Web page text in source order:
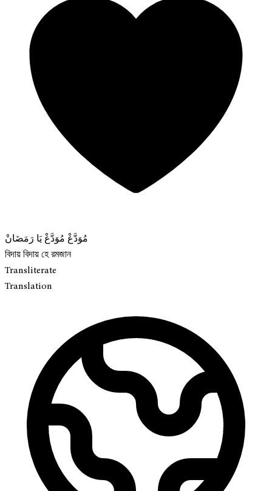
مُوَدَّعْ مُوَدَّعْ يَا رَمَضَانْ
বিদায় বিদায় হে রমজান
Transliterate
Translation